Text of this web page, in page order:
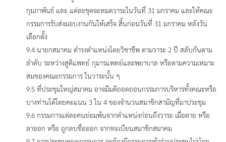
กุมภาพันธ์ และ แต่ละชุดจะหมดวาระในวันที่ 31 มกราคม และให้คณะ
กรรมการรับส่งมอบงานกันให้เสร็จ สิ้นก่อนวันที่ 31 มกราคม หลังวัน
เลือกตั้ง
9.4 นายกสมาคม ดำรงตำแหน่งโดยวิชาชีพ ตามวาระ 2 ปี สลับกันตาม
ลำดับ ระหว่างสูติแพทย์ กุมารแพทย์และพยาบาล หรือตามความเหมาะ
สมของคณะกรรมการ ในวาระนั้น ๆ
9.5 ที่ประชุมใหญ่สมาคม อาจมีมติถอดถอนกรรมการบริหารทั้งคณะหรือ
บางท่านได้โดยคะแนน 3 ใน 4 ของจำนวนสมาชิกสามัญที่มาประชุม
9.6 กรรมการแต่ละคนย่อมพ้นจากตำแหน่งก่อนถึงวาระ เมื่อตาย หรือ
ลาออก หรือ ถูกลบชื่อออก จากทะเบียนสมาชิกสมาคม